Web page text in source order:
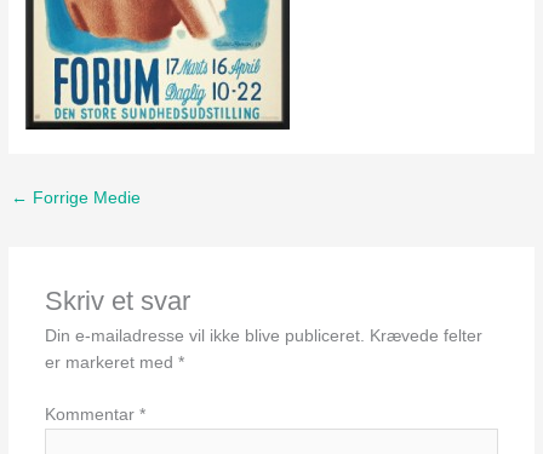
← Forrige Medie
Skriv et svar
Din e-mailadresse vil ikke blive publiceret. Krævede felter
er markeret med *
Kommentar *